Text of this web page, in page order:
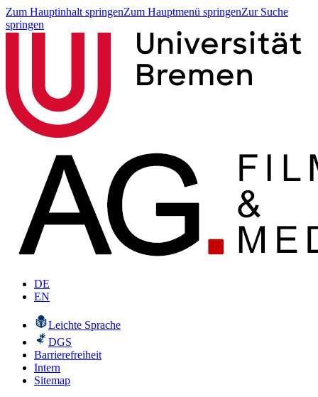
Zum Hauptinhalt springenZum Hauptmenü springenZur Suche
springen
DE
EN
Leichte Sprache
DGS
Barrierefreiheit
Intern
Sitemap